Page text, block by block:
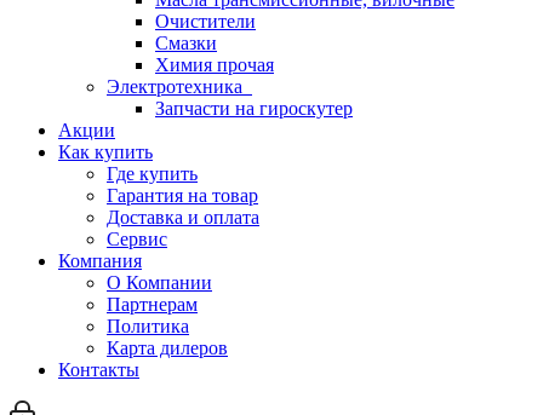
Очистители
Смазки
Химия прочая
Электротехника
Запчасти на гироскутер
Акции
Как купить
Где купить
Гарантия на товар
Доставка и оплата
Сервис
Компания
О Компании
Партнерам
Политика
Карта дилеров
Контакты